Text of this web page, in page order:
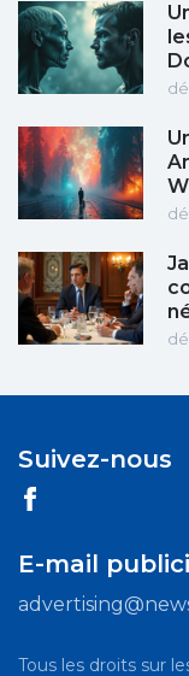
Suivez-nous
E-mail
Tous les droits sur